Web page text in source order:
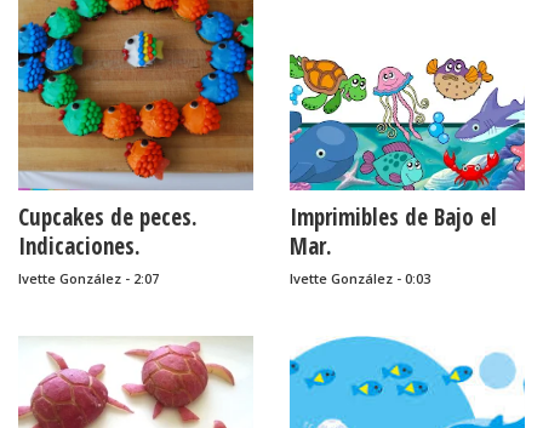
Cupcakes de peces.
Indicaciones.
Ivette González - 2:07
Imprimibles de Bajo el
Mar.
Ivette González - 0:03